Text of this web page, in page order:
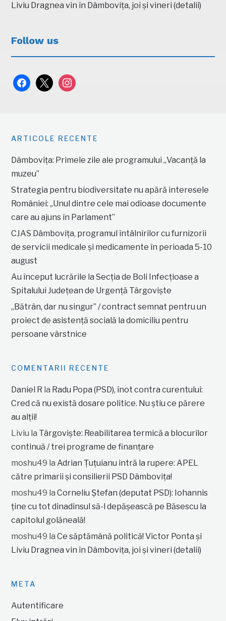
Liviu Dragnea vin în Dâmbovița, joi și vineri (detalii)
Follow us
facebook
x instagram
ARTICOLE RECENTE
Dâmbovița: Primele zile ale programului „Vacanță la
muzeu”
Strategia pentru biodiversitate nu apără interesele
României: „Unul dintre cele mai odioase documente
care au ajuns în Parlament”
CJAS Dâmbovița, programul întâlnirilor cu furnizorii
de servicii medicale și medicamente în perioada 5-10
august
Au început lucrările la Secția de Boli Infecțioase a
Spitalului Județean de Urgență Târgoviște
„Bătrân, dar nu singur” / contract semnat pentru un
proiect de asistență socială la domiciliu pentru
persoane vârstnice
COMENTARII RECENTE
Daniel R la Radu Popa (PSD), înot contra curentului:
Cred că nu există dosare politice. Nu știu ce părere
au alții!
Liviu la Târgoviște: Reabilitarea termică a blocurilor
continuă / trei programe de finanțare
moshu49 la Adrian Țuțuianu intră la rupere: APEL
către primarii și consilierii PSD Dâmbovița!
moshu49 laCorneliu Ștefan (deputat PSD): Iohannis
ține cu tot dinadinsul să-l depășească pe Băsescu la
capitolul golăneală!
moshu49 laCe săptămână politică! Victor Ponta și
Liviu Dragnea vin în Dâmbovița, joi și vineri (detalii)
META
Autentificare